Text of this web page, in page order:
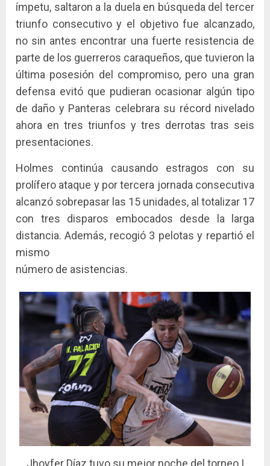
ímpetu, saltaron a la duela en búsqueda del tercer
triunfo consecutivo y el objetivo fue alcanzado,
no sin antes encontrar una fuerte resistencia de
parte de los guerreros caraqueños, que tuvieron la
última posesión del compromiso, pero una gran
defensa evitó que pudieran ocasionar algún tipo
de daño y Panteras celebrara su récord nivelado
ahora en tres triunfos y tres derrotas tras seis
presentaciones.
Holmes continúa causando estragos con su
prolífero ataque y por tercera jornada consecutiva
alcanzó sobrepasar las 15 unidades, al totalizar 17
con tres disparos embocados desde la larga
distancia. Además, recogió 3 pelotas y repartió el
mismo
número de asistencias.
Jhoyfer Díaz tuvo su mejor noche del torneo |